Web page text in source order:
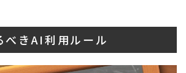
べきAI利用ルール